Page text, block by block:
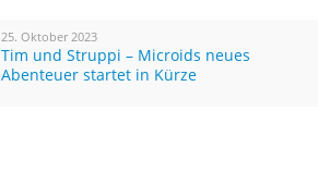
25. Oktober 2023
Tim und Struppi – Microids neues
Abenteuer startet in Kürze